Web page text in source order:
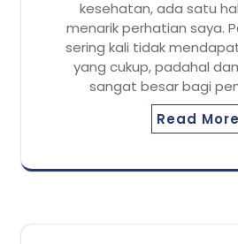
kesehatan, ada satu
menarik perhatian saya.
sering kali tidak
yang cukup, padahal
sangat besar bagi
Read More